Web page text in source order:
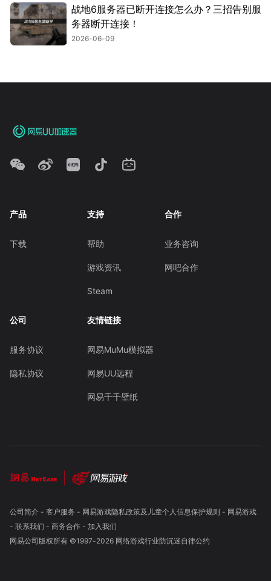
战地6服务器已断开连接怎么办？三招告别服
务器断开连接！
2026-06-09
产品
下载
支持
帮助
游戏资讯
Steam
合作
业务咨询
网吧合作
公司
服务协议
隐私协议
友情链接
网易MuMu模拟器
网易UU远程
网易千千壁纸
公司简介- 客户服务 - 网易游戏隐私政策及儿童个人信息保护规则 - 网易游戏
- 联系我们 - 商务合作- 加入我们
网易公司版权所有 ©1997-2026 网络游戏行业防沉迷自律公约